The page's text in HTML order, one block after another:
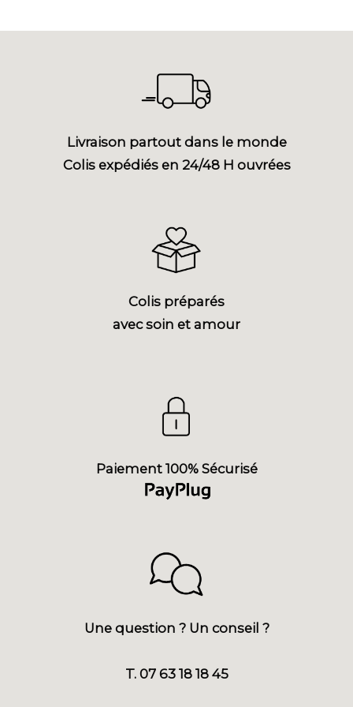
Livraison partout dans le monde
Colis expédiés en 24/48 H ouvrées
Colis préparés
avec soin et amour
Paiement 100% Sécurisé
Une question ? Un conseil ?
T. 07 63 18 18 45